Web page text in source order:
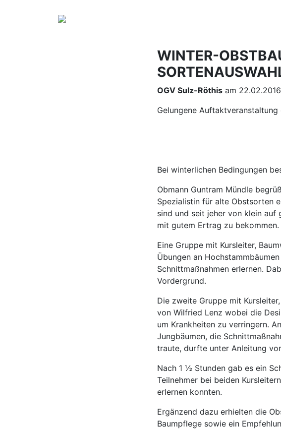
WINTER-
OGV Sulz-Röthis am 22.02.2016
Gelungene
Bei winterlichen Bedingungen
Obmann Guntram Mündle
Spezialistin für alte Obstsorten
sind und seit jeher von klein auf
mit gutem Ertrag zu
Eine Gruppe mit Kursleiter,
Übungen an
Schnittmaßnahmen erlernen.
Vordergrund.
Die zweite Gruppe mit
von Wilfried Lenz wobei die
um Krankheiten zu verringern.
Jungbäumen, die
traute, durfte unter Anleitung
Nach 1 ½ Stunden gab es ein
Teilnehmer bei beiden
erlernen konnten.
Ergänzend dazu erhielten die
Baumpflege sowie ein